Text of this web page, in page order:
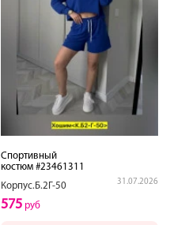
Спортивный
костюм #23461311
Корпус.Б.2Г-50
31.07.2026
575 руб